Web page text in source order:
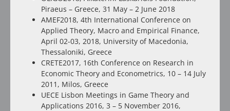
Piraeus – Greece, 31 May – 2 June 2018
AMEF2018, 4th International Conference on
Applied Theory, Macro and Empirical Finance,
April 02-03, 2018, University of Macedonia,
Thessaloniki, Greece
CRETE2017, 16th Conference on Research in
Economic Theory and Econometrics, 10 – 14 July
2011, Milos, Greece
UECE Lisbon Meetings in Game Theory and
Applications 2016, 3 – 5 November 2016,